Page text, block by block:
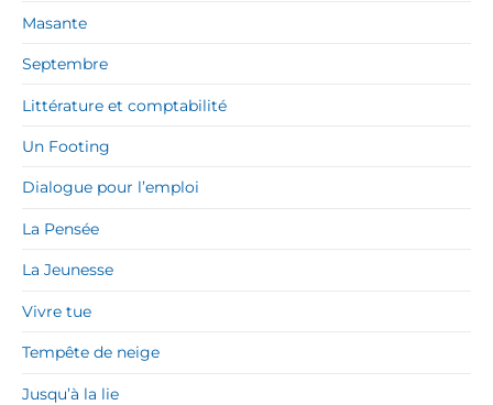
Masante
Septembre
Littérature et comptabilité
Un Footing
Dialogue pour l’emploi
La Pensée
La Jeunesse
Vivre tue
Tempête de neige
Jusqu’à la lie